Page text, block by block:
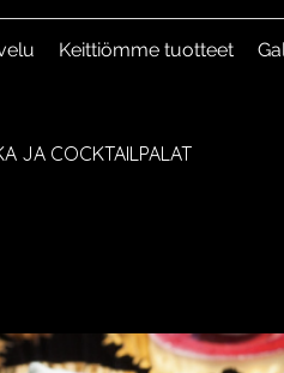
Keittiömme tuotteet
JA COCKTAILPALAT